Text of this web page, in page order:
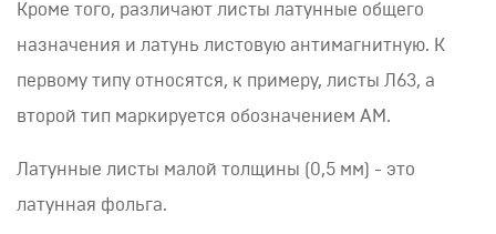
Кроме того, различают листы латунные общего
назначения и латунь листовую антимагнитную. К
первому типу относятся, к примеру, листы Л63, а
второй тип маркируется обозначением АМ.
Латунные листы малой толщины (0,5 мм) - это
латунная фольга.